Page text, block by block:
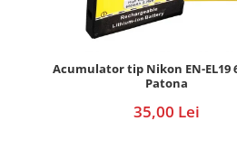
Acumulator tip Nikon EN-EL19
Patona
35,00 Lei